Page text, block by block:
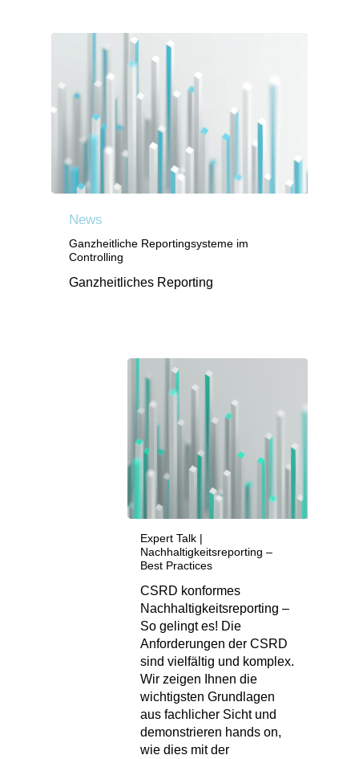
News
Ganzheitliche Reportingsysteme im
Controlling
Ganzheitliches Reporting
Expert Talk |
Nachhaltigkeitsreporting –
Best Practices
CSRD konformes
Nachhaltigkeitsreporting –
So gelingt es! Die
Anforderungen der CSRD
sind vielfältig und komplex.
Wir zeigen Ihnen die
wichtigsten Grundlagen
aus fachlicher Sicht und
demonstrieren hands on,
wie dies mit der